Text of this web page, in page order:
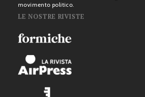
movimento politico.
LE NOSTRE RIVISTE